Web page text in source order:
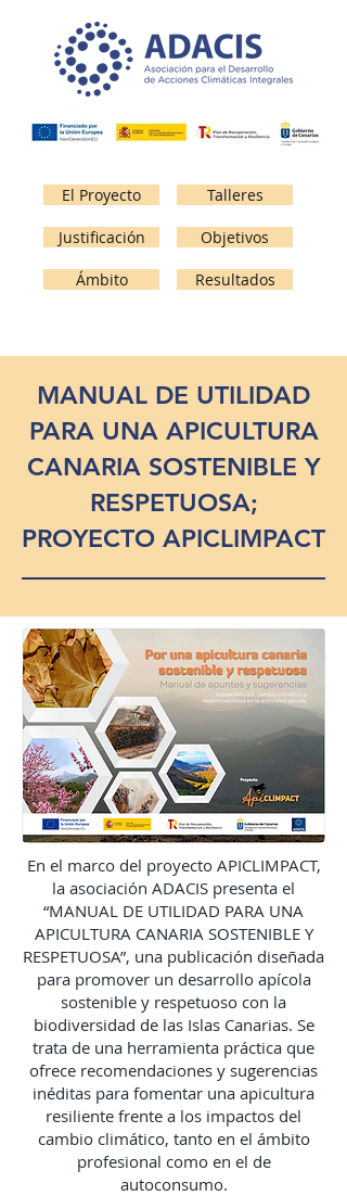
El Proyecto
Justificación
Ámbito
Talleres
Objetivos
Resultados
MANUAL DE UTILIDAD
PARA UNA APICULTURA
CANARIA SOSTENIBLE Y
RESPETUOSA;
PROYECTO APICLIMPACT
En el marco del proyecto APICLIMPACT,
la asociación ADACIS presenta el
“MANUAL DE UTILIDAD PARA UNA
APICULTURA CANARIA SOSTENIBLE Y
RESPETUOSA”, una publicación diseñada
para promover un desarrollo apícola
sostenible y respetuoso con la
biodiversidad de las Islas Canarias. Se
trata de una herramienta práctica que
ofrece recomendaciones y sugerencias
inéditas para fomentar una apicultura
resiliente frente a los impactos del
cambio climático, tanto en el ámbito
profesional como en el de
autoconsumo.